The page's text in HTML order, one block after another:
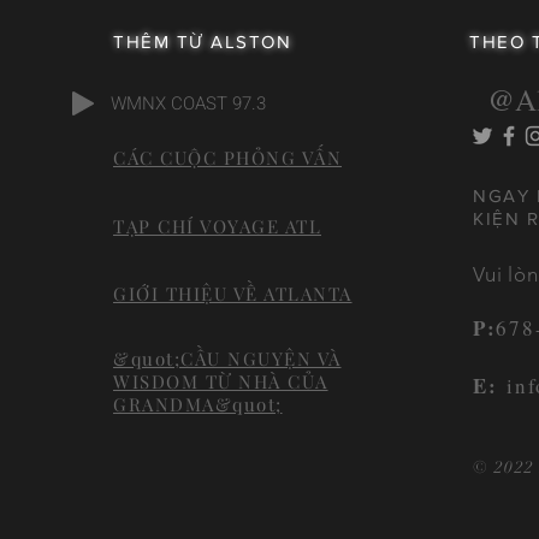
THÊM TỪ ALSTON
WMNX COAST 97.3
CÁC CUỘC PHỎNG VẤN
TẠP CHÍ VOYAGE ATL
GIỚI THIỆU VỀ ATLANTA
&quot;CẦU NGUYỆN VÀ
WISDOM TỪ NHÀ CỦA
GRANDMA&quot;
THEO
NGAY
KIỆN
Vui
P:
E:
©